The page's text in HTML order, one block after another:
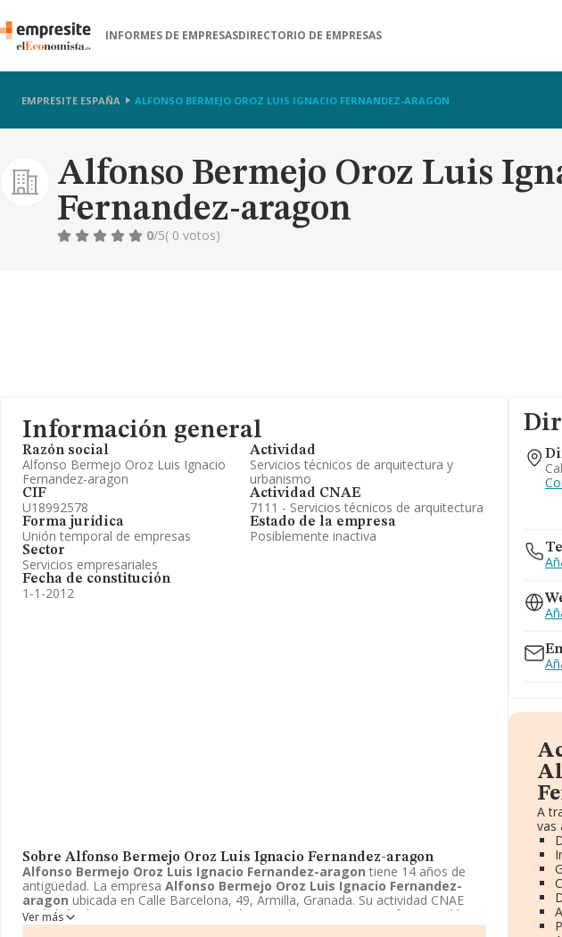
INFORMES DE EMPRESASDIRECTORIO DE EMPRESAS
EMPRESITE ESPAÑA ALFONSO BERMEJO OROZ LUIS IGNACIO FERNANDEZ-ARAGON
Alfonso Bermejo Oroz Luis
Fernandez-aragon
0/5( 0 votos)
Información general
Razón social
Alfonso Bermejo Oroz Luis Ignacio
Fernandez-aragon
CIF
U18992578
Forma jurídica
Unión temporal de empresas
Sector
Servicios empresariales
Fecha de constitución
1-1-2012
Actividad
Servicios técnicos de arquitectura y
urbanismo
Actividad CNAE
7111 - Servicios técnicos de arquitectura
Estado de la empresa
Posiblemente inactiva
Sobre Alfonso Bermejo Oroz Luis Ignacio Fernandez-aragon
Alfonso Bermejo Oroz Luis Ignacio Fernandez-aragon tiene 14 años de
antigüedad. La empresa Alfonso Bermejo Oroz Luis Ignacio Fernandez-
aragon ubicada en Calle Barcelona, 49, Armilla, Granada. Su actividad CNAE
está definida como 7111 - Servicios técnicos de arquitectura. La forma jurídica
deAlfonso Bermejo Oroz Luis Ignacio Fernandez-aragones Unión
Ver más
A
vas